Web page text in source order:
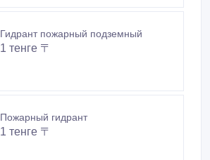
Гидрант пожарный подземный
1 тенге 〒
Пожарный гидрант
1 тенге 〒